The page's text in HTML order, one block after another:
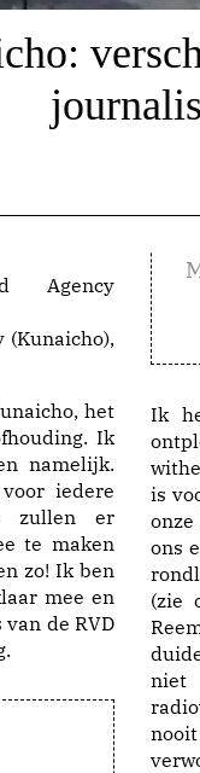
(Kunaicho),
het
Ik
namelijk.
iedere
zullen er
te maken
zo! Ik ben
mee en
de RVD
Ik
is
ons
(zie
niet
nooit